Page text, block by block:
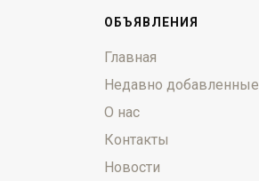
ОБЪЯВЛЕНИЯ
Главная
Недавно добавленные
О нас
Контакты
Новости